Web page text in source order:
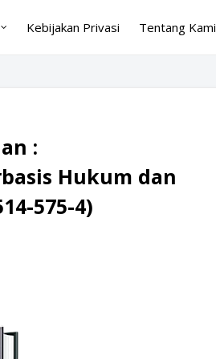
Kebijakan Privasi Tentang Kami
:
Hukum dan
575-4)